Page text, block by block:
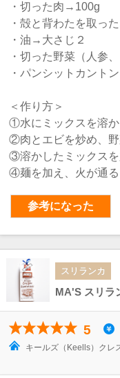
・切った肉→100g
・殻と背わたを取っ
・油→大さじ２
・切った野菜（人参
・パンシットカント
＜作り方＞
①水にミックスを溶か
②肉とエビを炒め、野
③溶かしたミックスを
④麺を加え、火が通る
参考になった
スリランカ
5
キールズ（Keells）クレ